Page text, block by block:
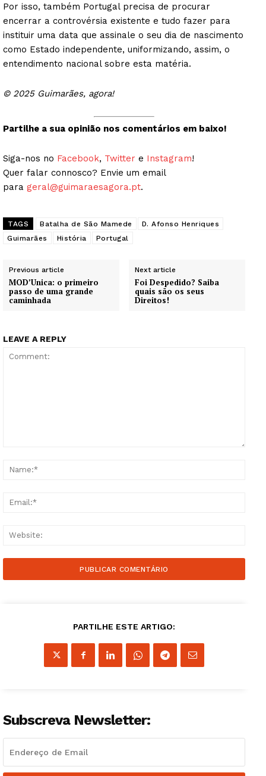
Por isso, também Portugal precisa de procurar
encerrar a controvérsia existente e tudo fazer para
instituir uma data que assinale o seu dia de nascimento
como Estado independente, uniformizando, assim, o
entendimento nacional sobre esta matéria.
© 2025 Guimarães, agora!
Partilhe a sua opinião nos comentários em baixo!
Siga-nos no Facebook, Twitter e Instagram!
Quer falar connosco? Envie um email
para geral@guimaraesagora.pt.
TAGS Batalha de São Mamede
D. Afonso Henriques
Guimarães
História Portugal
Previous article
MOD’Unica: o primeiro
passo de uma grande
caminhada
Next article
Foi Despedido? Saiba
quais são os seus
Direitos!
LEAVE A REPLY
PARTILHE ESTE ARTIGO:
Subscreva Newsletter: